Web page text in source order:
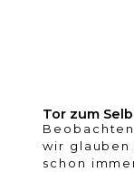
Tor zum
wir glauben
schon